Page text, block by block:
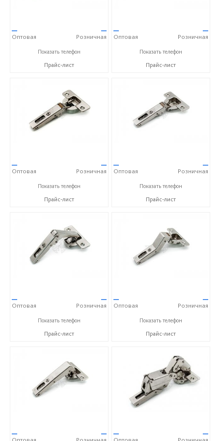
—
Оптовая
—
Розничная
+7(812) 380-66-86
Показать телефон
Прайс-лист
—
Оптовая
—
Розничная
+7(812) 380-66-86
Показать телефон
Прайс-лист
—
Оптовая
—
Розничная
+7(812) 380-66-86
Показать телефон
Прайс-лист
—
Оптовая
—
Розничная
+7(812) 380-66-86
Показать телефон
Прайс-лист
—
Оптовая
—
Розничная
+7(812) 380-66-86
Показать телефон
Прайс-лист
—
Оптовая
—
Розничная
+7(812) 380-66-86
Показать телефон
Прайс-лист
— — — —